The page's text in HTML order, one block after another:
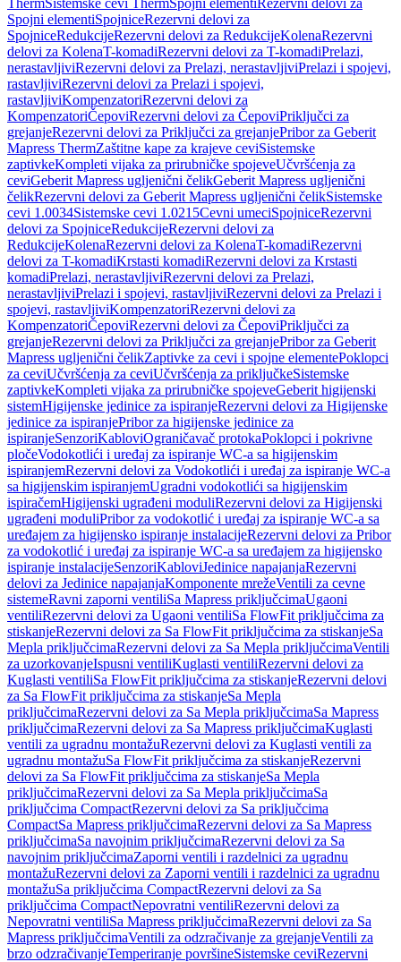
ThermSistemske cevi ThermSpojni elementi Rezervni delovi za
Spojni elementiSpojniceRezervni delovi za
SpojniceRedukcijeRezervni delovi za RedukcijeKolenaRezervni
delovi za KolenaT-komadiRezervni delovi za T-komadiPrelazi,
nerastavljiviRezervni delovi za Prelazi, nerastavljiviPrelazi i spojevi,
rastavljiviRezervni delovi za Prelazi i spojevi,
rastavljiviKompenzatoriRezervni delovi za
KompenzatoriČepoviRezervni delovi za ČepoviPriključci za
grejanjeRezervni delovi za Priključci za grejanjePribor za Geberit
Mapress ThermZaštitne kape za krajeve ceviSistemske
zaptivkeKompleti vijaka za prirubničke spojeveUčvršćenja za
ceviGeberit Mapress ugljenični čelikGeberit Mapress ugljenični
čelikRezervni delovi za Geberit Mapress ugljenični čelikSistemske
cevi 1.0034Sistemske cevi 1.0215Cevni umeciSpojniceRezervni
delovi za SpojniceRedukcijeRezervni delovi za
RedukcijeKolenaRezervni delovi za KolenaT-komadiRezervni
delovi za T-komadiKrstasti komadiRezervni delovi za Krstasti
komadiPrelazi, nerastavljiviRezervni delovi za Prelazi,
nerastavljiviPrelazi i spojevi, rastavljiviRezervni delovi za Prelazi i
spojevi, rastavljiviKompenzatoriRezervni delovi za
KompenzatoriČepoviRezervni delovi za ČepoviPriključci za
grejanjeRezervni delovi za Priključci za grejanjePribor za Geberit
Mapress ugljenični čelikZaptivke za cevi i spojne elementePoklopci
za ceviUčvršćenja za ceviUčvršćenja za priključkeSistemske
zaptivkeKompleti vijaka za prirubničke spojeveGeberit higijenski
sistemHigijenske jedinice za ispiranjeRezervni delovi za Higijenske
jedinice za ispiranjePribor za higijenske jedinice za
ispiranjeSenzoriKabloviOgraničavač protokaPoklopci i pokrivne
pločeVodokotlići i uređaj za ispiranje WC-a sa higijenskim
ispiranjemRezervni delovi za Vodokotlići i uređaj za ispiranje WC-a
sa higijenskim ispiranjemUgradni vodokotlići sa higijenskim
ispiračemHigijenski ugrađeni moduliRezervni delovi za Higijenski
ugrađeni moduliPribor za vodokotlić i uređaj za ispiranje WC-a sa
uređajem za higijensko ispiranje instalacijeRezervni delovi za Pribor
za vodokotlić i uređaj za ispiranje WC-a sa uređajem za higijensko
ispiranje instalacijeSenzoriKabloviJedinice napajanjaRezervni
delovi za Jedinice napajanjaKomponente mrežeVentili za cevne
sistemeRavni zaporni ventiliSa Mapress priključcimaUgaoni
ventiliRezervni delovi za Ugaoni ventiliSa FlowFit priključcima za
stiskanjeRezervni delovi za Sa FlowFit priključcima za stiskanjeSa
Mepla priključcimaRezervni delovi za Sa Mepla priključcimaVentili
za uzorkovanjeIspusni ventiliKuglasti ventiliRezervni delovi za
Kuglasti ventiliSa FlowFit priključcima za stiskanjeRezervni delovi
za Sa FlowFit priključcima za stiskanjeSa Mepla
priključcimaRezervni delovi za Sa Mepla priključcimaSa Mapress
priključcimaRezervni delovi za Sa Mapress priključcimaKuglasti
ventili za ugradnu montažuRezervni delovi za Kuglasti ventili za
ugradnu montažuSa FlowFit priključcima za stiskanjeRezervni
delovi za Sa FlowFit priključcima za stiskanjeSa Mepla
priključcimaRezervni delovi za Sa Mepla priključcimaSa
priključcima CompactRezervni delovi za Sa priključcima
CompactSa Mapress priključcimaRezervni delovi za Sa Mapress
priključcimaSa navojnim priključcimaRezervni delovi za Sa
navojnim priključcimaZaporni ventili i razdelnici za ugradnu
montažuRezervni delovi za Zaporni ventili i razdelnici za ugradnu
montažuSa priključcima CompactRezervni delovi za Sa
priključcima CompactNepovratni ventiliRezervni delovi za
Nepovratni ventiliSa Mapress priključcimaRezervni delovi za Sa
Mapress priključcimaVentili za odzračivanje za grejanjeVentili za
brzo odzračivanjeTemperiranje površineSistemske ceviRezervni